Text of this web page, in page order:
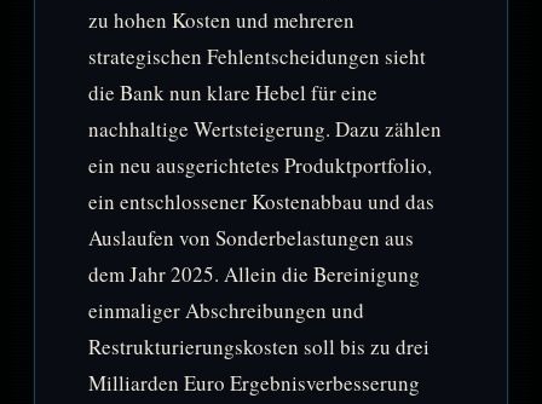
zu hohen Kosten und mehreren
strategischen Fehlentscheidungen sieht
die Bank nun klare Hebel für eine
nachhaltige Wertsteigerung. Dazu zählen
ein neu ausgerichtetes Produktportfolio,
ein entschlossener Kostenabbau und das
Auslaufen von Sonderbelastungen aus
dem Jahr 2025. Allein die Bereinigung
einmaliger Abschreibungen und
Restrukturierungskosten soll bis zu drei
Milliarden Euro Ergebnisverbesserung